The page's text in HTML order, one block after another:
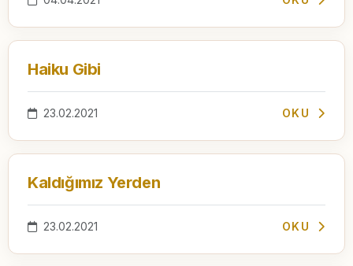
Haiku Gibi
23.02.2021 OKU
Kaldığımız Yerden
23.02.2021 OKU